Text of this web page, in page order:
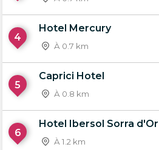
4
Hotel Mercury
À 0.7 km
5
Caprici Hotel
À 0.8 km
6
Hotel Ibersol Sorra d'Or
À 1.2 km